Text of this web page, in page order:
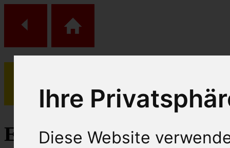
Ihre
Diese Website
(0)
Einkaufs Wagen